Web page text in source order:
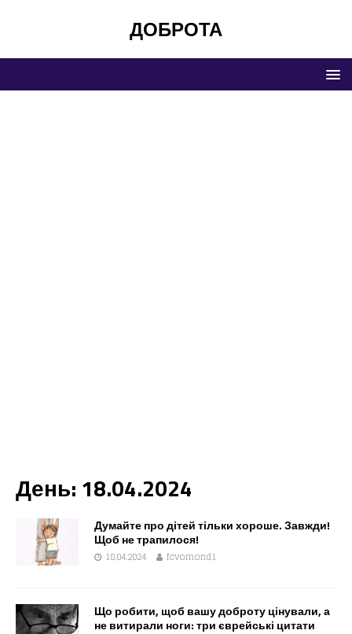
ДОБРОТА
День: 18.04.2024
Думайте про дітей тільки хороше. Завжди!
Щоб не трапилося!
18.04.2024 fcvomond1
Що робити, щоб вашу доброту цінували, а
не витирали ноги: три єврейські цитати